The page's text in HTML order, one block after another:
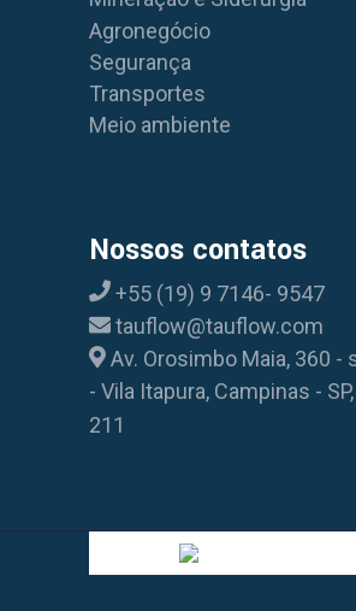
Agronegócio
Segurança
Transportes
Meio ambiente
Nossos contatos
+55 (19) 9 7146- 9547
tauflow@tauflow.com
Av. Orosimbo Maia, 360 -
- Vila Itapura, Campinas -
211